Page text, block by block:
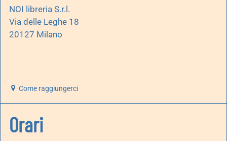
NOI libreria S.r.l.
Via delle Leghe 18
20127 Milano
Come raggiungerci
Orari